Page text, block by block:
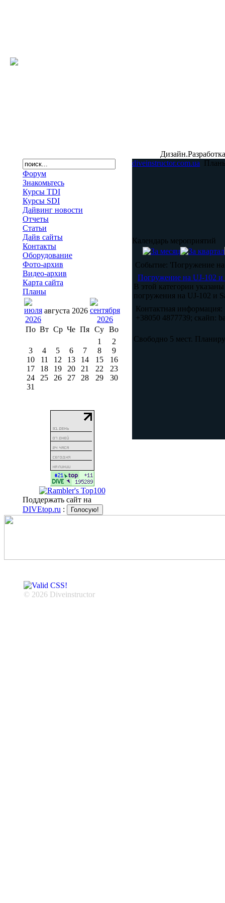
Форум
Знакомьтесь
Курсы TDI
Курсы SDI
Дайвинг новости
Отчеты
Статьи
Дайв сайты
Контакты
Оборудование
Фото-архив
Видео-архив
Карта сайта
Планы
августа 2026
По Вт Ср Че Пя Су Во
1
2
3
4 5 6 7 8
9
10
11 12 13 14 15
16
17
18 19 20 21 22
23
24
25 26 27 28 29
30
31
Поддержать сайт на
DIVEtop.ru :
diveinstructor.com.ua
Календарь мероприятий
Событие: 'Погружение
Погружение на UJ-102 и
В этой категории
погружения на UJ-102 и
Контактная информация:
+38050 4877739; скайп:
Свободно 5 мест.
© 2026 Diveinstructor